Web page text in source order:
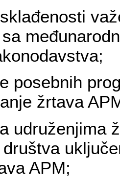
posebnih
žrtava
udruženjima
APM;